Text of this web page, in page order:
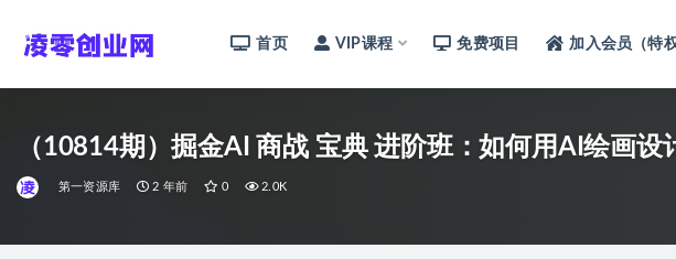
首页 VIP课程 免费项目 加入会员（特
（10814期）掘金AI 商战 宝典 进阶班：如何用AI绘画
第一资源库 2 年前 0 2.0K